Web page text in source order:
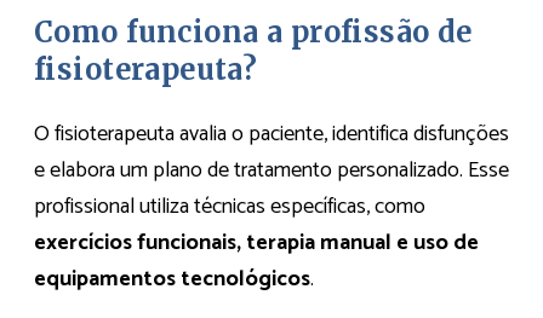
Como funciona a profissão de
fisioterapeuta?
O fisioterapeuta avalia o paciente, identifica disfunções
e elabora um plano de tratamento personalizado. Esse
profissional utiliza técnicas específicas, como
exercícios funcionais, terapia manual e uso de
equipamentos tecnológicos.